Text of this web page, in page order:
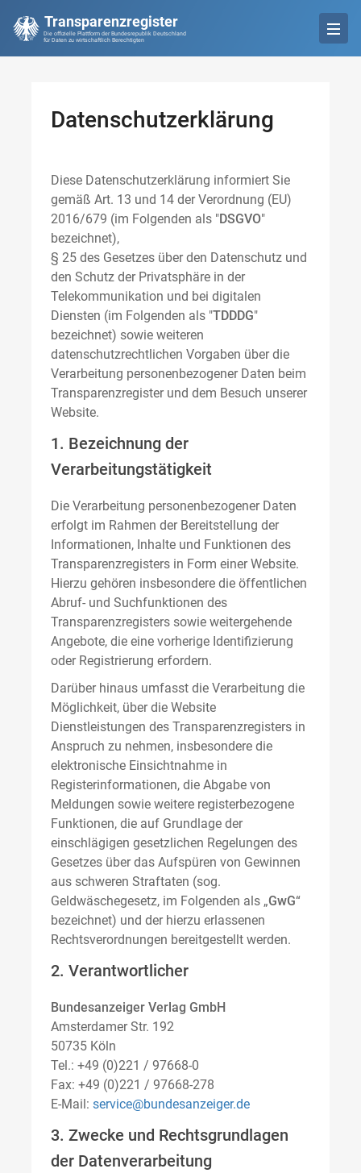
Transparenzregister
Die offizielle Plattform der Bundesrepublik Deutschland
für Daten zu wirtschaftlich Berechtigten
Datenschutzerklärung
Diese Datenschutzerklärung informiert Sie
gemäß Art. 13 und 14 der Verordnung (EU)
2016/679 (im Folgenden als "DSGVO"
bezeichnet),
§ 25 des Gesetzes über den Datenschutz und
den Schutz der Privatsphäre in der
Telekommunikation und bei digitalen
Diensten (im Folgenden als "TDDDG"
bezeichnet) sowie weiteren
datenschutzrechtlichen Vorgaben über die
Verarbeitung personenbezogener Daten beim
Transparenzregister und dem Besuch unserer
Website.
1. Bezeichnung der
Verarbeitungstätigkeit
Die Verarbeitung personenbezogener Daten
erfolgt im Rahmen der Bereitstellung der
Informationen, Inhalte und Funktionen des
Transparenzregisters in Form einer Website.
Hierzu gehören insbesondere die öffentlichen
Abruf- und Suchfunktionen des
Transparenzregisters sowie weitergehende
Angebote, die eine vorherige Identifizierung
oder Registrierung erfordern.
Darüber hinaus umfasst die Verarbeitung die
Möglichkeit, über die Website
Dienstleistungen des Transparenzregisters in
Anspruch zu nehmen, insbesondere die
elektronische Einsichtnahme in
Registerinformationen, die Abgabe von
Meldungen sowie weitere registerbezogene
Funktionen, die auf Grundlage der
einschlägigen gesetzlichen Regelungen des
Gesetzes über das Aufspüren von Gewinnen
aus schweren Straftaten (sog.
Geldwäschegesetz, im Folgenden als „GwG“
bezeichnet) und der hierzu erlassenen
Rechtsverordnungen bereitgestellt werden.
2. Verantwortlicher
Bundesanzeiger Verlag GmbH
Amsterdamer Str. 192
50735 Köln
Tel.: +49 (0)221 / 97668-0
Fax: +49 (0)221 / 97668-278
E-Mail: service@bundesanzeiger.de
3. Zwecke und Rechtsgrundlagen
der Datenverarbeitung